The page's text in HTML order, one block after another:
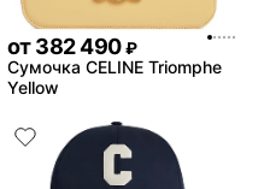
от382 490 ₽
Сумочка CELINE Triomphe
Yellow